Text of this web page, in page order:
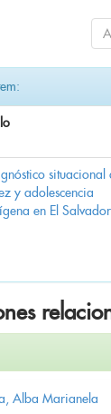
situacional
y adolescencia
en El Salvador
Alba Marianela